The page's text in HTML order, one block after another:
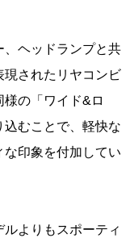
、ヘッドランプと共
現されたリヤコンビ
の「ワイド&ロ
むことで、軽快な
な印象を付加してい
よりもスポーティ